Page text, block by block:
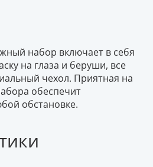
набор включает в себя
на глаза и беруши, все
чехол. Приятная на
обеспечит
обстановке.